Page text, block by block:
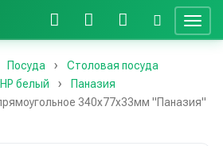
Посуда
Столовая посуда
белый
Паназия
340х77х33мм "Паназия"